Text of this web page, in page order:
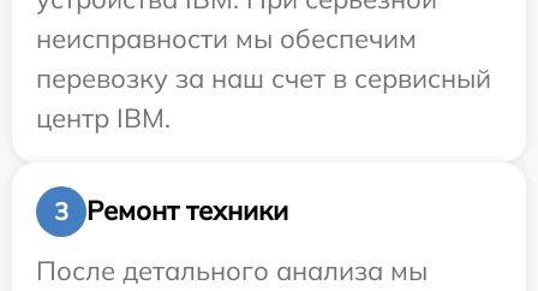
неисправности мы обеспечим
перевозку за наш счет в сервисный
центр IBM.
3
Ремонт техники
После детального анализа мы